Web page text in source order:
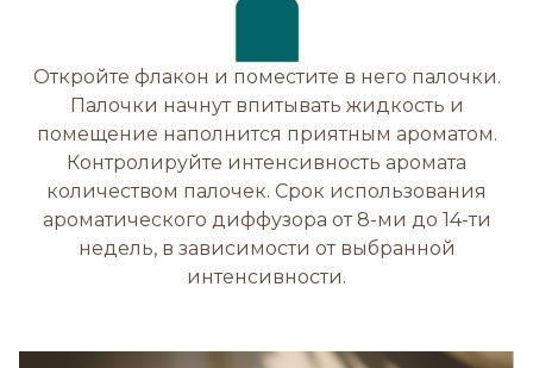
Откройте флакон и поместите в него палочки.
Палочки начнут впитывать жидкость и
помещение наполнится приятным ароматом.
Контролируйте интенсивность аромата
количеством палочек. Срок использования
ароматического диффузора от 8-ми до 14-ти
недель, в зависимости от выбранной
интенсивности.